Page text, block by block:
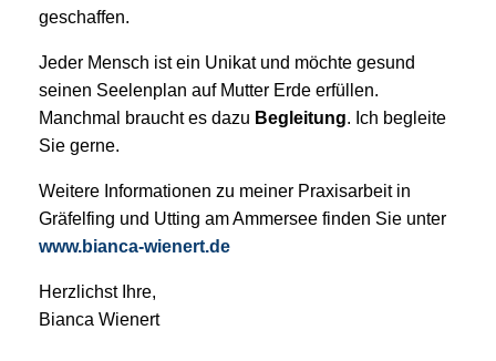
geschaffen.
Jeder Mensch ist ein Unikat und möchte gesund
seinen Seelenplan auf Mutter Erde erfüllen.
Manchmal braucht es dazu Begleitung. Ich begleite
Sie gerne.
Weitere Informationen zu meiner Praxisarbeit in
Gräfelfing und Utting am Ammersee finden Sie unter
www.bianca-wienert.de
Herzlichst Ihre,
Bianca Wienert